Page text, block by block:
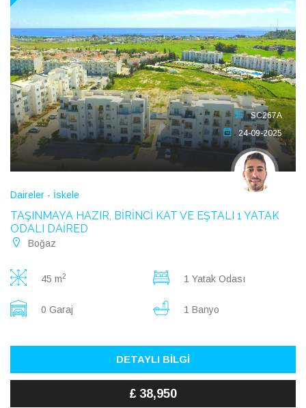
SC267A
24-09-2025
Daireler - İskele
TAŞINMAYA HAZIR, BİRİNCİ KAT VE EŞTALI 1 YATAK
ODALI DAİRED
Boğaz
45 m2 1 Yatak Odası
0 Garaj 1 Banyo
DETAYLI BİLGİ
£ 38,950